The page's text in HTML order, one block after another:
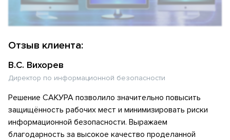
Отзыв клиента:
В.С. Вихорев
Директор по информационной безопасности
Решение САКУРА позволило значительно повысить
защищённость рабочих мест и минимизировать риски
информационной безопасности. Выражаем
благодарность за высокое качество проделанной